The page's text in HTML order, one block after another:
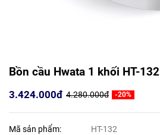
Bồn cầu Hwata 1 khối HT-132
3.424.000đ 4.280.000đ -20%
Mã sản phẩm: HT-132